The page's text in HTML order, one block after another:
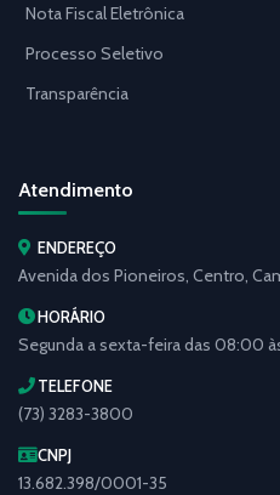
Nota Fiscal Eletrônica
Processo Seletivo
Transparência
Atendimento
ENDEREÇO
Avenida dos Pioneiros, Centro,
HORÁRIO
Segunda a sexta-feira das 08:00
TELEFONE
(73) 3283-3800
CNPJ
13.682.398/0001-35